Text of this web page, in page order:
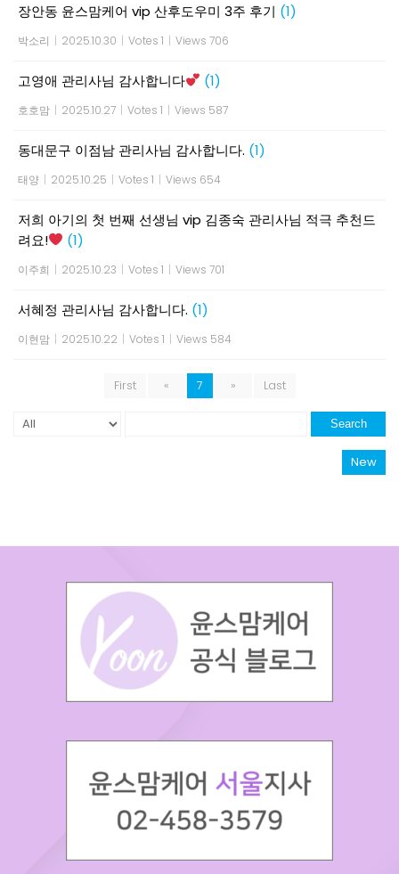
장안동 윤스맘케어 vip 산후도우미 3주 후기 (1)
박소리 | 2025.10.30 | Votes 1 | Views 706
고영애 관리사님 감사합니다 (1)
호호맘 | 2025.10.27 | Votes 1 | Views 587
동대문구 이점남 관리사님 감사합니다. (1)
태양 | 2025.10.25 | Votes 1 | Views 654
저희 아기의 첫 번째 선생님 vip 김종숙 관리사님 적극 추천드
려요!
(1)
이주희 | 2025.10.23 | Votes 1 | Views 701
서혜정 관리사님 감사합니다. (1)
이현맘 | 2025.10.22 | Votes 1 | Views 584
First « 7 » Last
Search
New